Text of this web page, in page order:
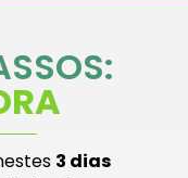
3 dias